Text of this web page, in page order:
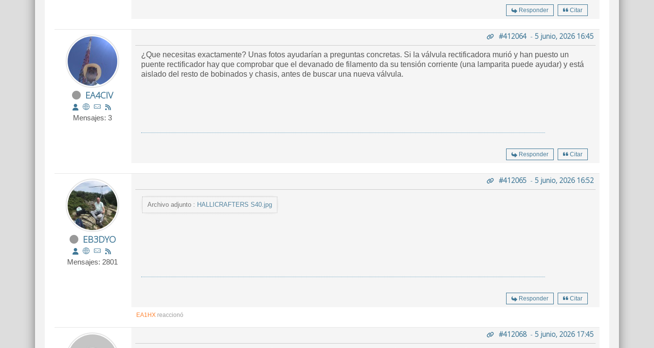
Responder Citar
EA4CIV
Mensajes: 3
#412064- 5 junio, 2026 16:45
¿Que necesitas exactamente? Unas fotos ayudarían a preguntas concretas. Si la válvula rectificadora murió y han puesto un
puente rectificador hay que comprobar que el devanado de filamento da su tensión corriente (una lamparita puede ayudar) y está
aislado del resto de bobinados y chasis, antes de buscar una nueva válvula.
Responder Citar
EB3DYO
Mensajes: 2801
#412065 - 5 junio, 2026 16:52
Archivo adjunto : HALLICRAFTERS S40.jpg
Responder Citar
EA1HX reaccionó
#412068- 5 junio, 2026 17:45